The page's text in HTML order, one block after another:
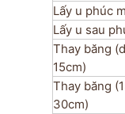
Lấy u phúc
Lấy u sau
Thay băng
15cm)
Thay băng
30cm)